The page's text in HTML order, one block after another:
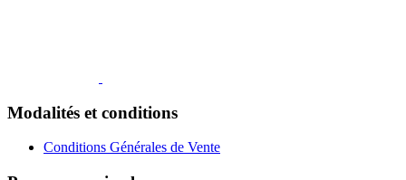
Modalités et conditions
Conditions Générales de Vente